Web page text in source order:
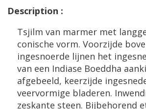
Description :
Tsjilm van marmer met
conische vorm. Voorzijde
ingesnoerde lijnen het
van een Indiase Boeddha
afgebeeld, keerzijde
veervormige bladeren.
zeskante steen. Bijbehorend